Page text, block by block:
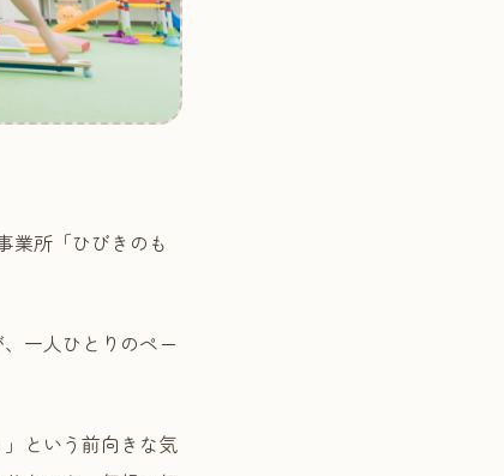
業所「ひびきのも
一人ひとりのペー
という前向きな気